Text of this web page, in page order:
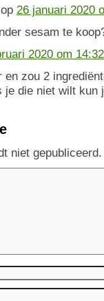
op 26 januari 2020
sesam te
2020 om 14:32
en zou 2
je die niet wilt kun
niet gepubliceerd.